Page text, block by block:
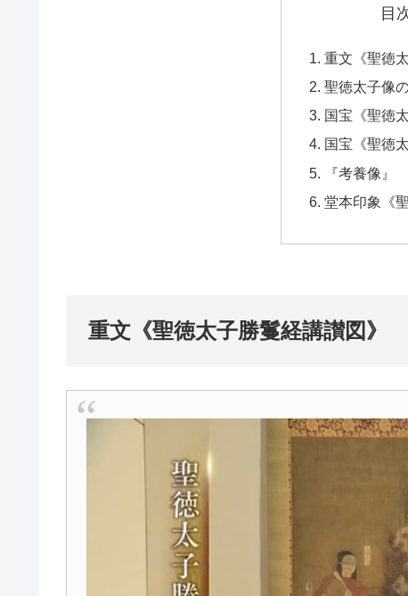
目
重文《聖徳
聖徳太子像
国宝《聖徳
国宝《聖徳
『考養像』
堂本印象《
重文《聖徳太子勝鬘経講讃図》